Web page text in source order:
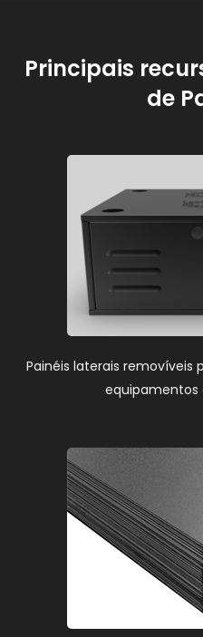
Principais
de
Painéis laterais